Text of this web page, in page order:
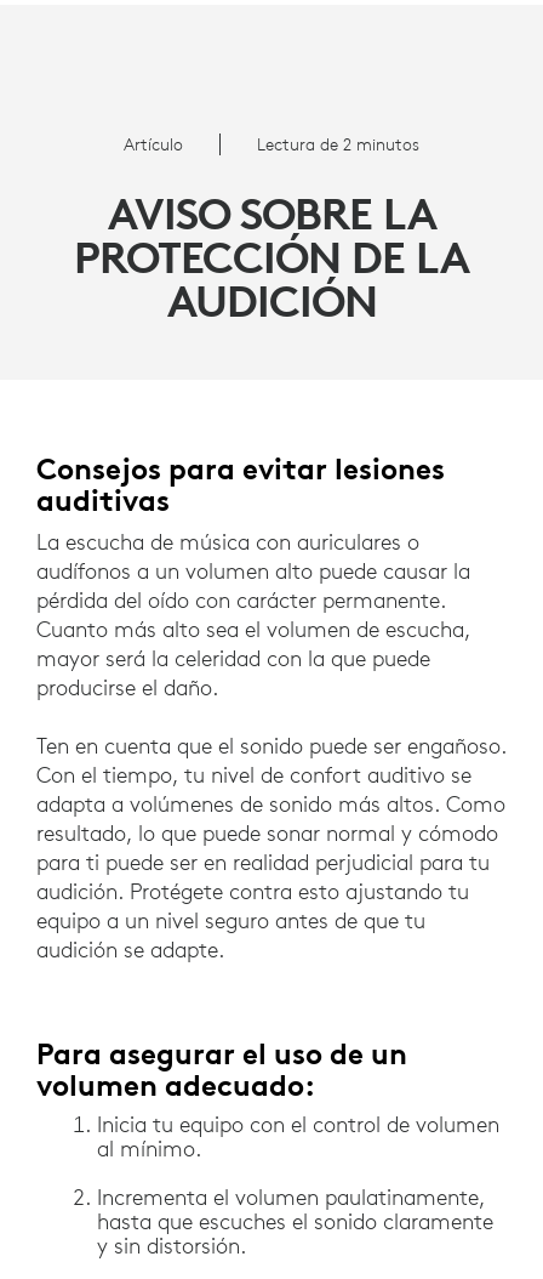
PROTECCIÓN
AUDICIÓN
Artículo Lectura de 2 minutos
AVISO SOBRE LA
PROTECCIÓN DE LA
AUDICIÓN
Consejos para evitar lesiones
auditivas
La escucha de música con auriculares o
audífonos a un volumen alto puede causar la
pérdida del oído con carácter permanente.
Cuanto más alto sea el volumen de escucha,
mayor será la celeridad con la que puede
producirse el daño.
Ten en cuenta que el sonido puede ser engañoso.
Con el tiempo, tu nivel de confort auditivo se
adapta a volúmenes de sonido más altos. Como
resultado, lo que puede sonar normal y cómodo
para ti puede ser en realidad perjudicial para tu
audición. Protégete contra esto ajustando tu
equipo a un nivel seguro antes de que tu
audición se adapte.
Para asegurar el uso de un
volumen adecuado:
Inicia tu equipo con el control de volumen
al mínimo.
Incrementa el volumen paulatinamente,
hasta que escuches el sonido claramente
y sin distorsión.